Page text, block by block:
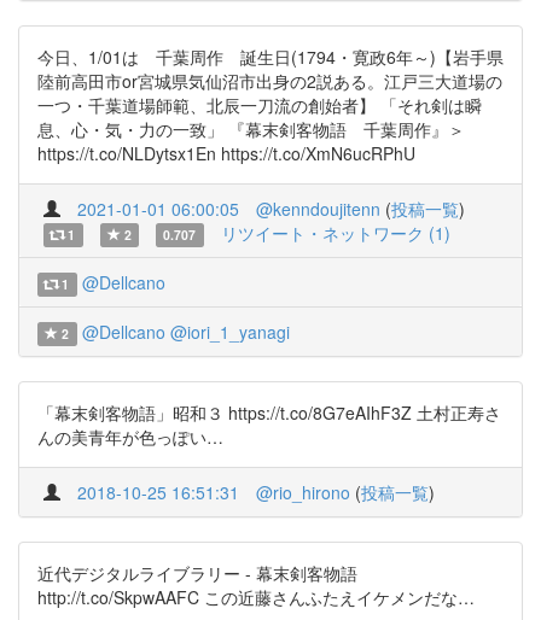
今日、1/01は 千葉周作 誕生日(1794・寛政6年～)【岩手県
陸前高田市or宮城県気仙沼市出身の2説ある。江戸三大道場の
一つ・千葉道場師範、北辰一刀流の創始者】 「それ剣は瞬
息、心・気・力の一致」 『幕末剣客物語 千葉周作』＞
https://t.co/NLDytsx1En https://t.co/XmN6ucRPhU
2021-01-01 06:00:05 @kenndoujitenn (投稿一覧)
1 2 0.707 リツイート・ネットワーク (1)
1 @Dellcano
2 @Dellcano @iori_1_yanagi
「幕末剣客物語」昭和３ https://t.co/8G7eAIhF3Z 土村正寿さ
んの美青年が色っぽい…
2018-10-25 16:51:31 @rio_hirono (投稿一覧)
近代デジタルライブラリー - 幕末剣客物語
http://t.co/SkpwAAFC この近藤さんふたえイケメンだな…